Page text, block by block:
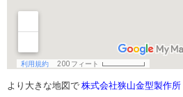
より大きな地図で 株式会社狭山金型製作所